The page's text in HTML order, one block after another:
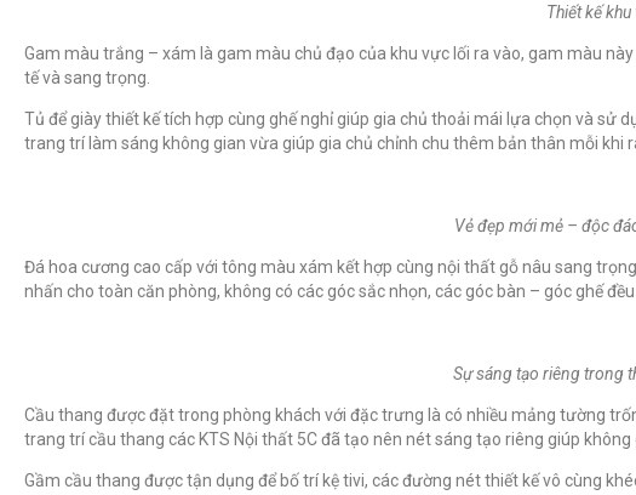
Thiết kế
Gam màu trắng – xám là gam màu chủ đạo của khu vực lối ra vào, gam màu
tế và sang trọng.
Tủ để giày thiết kế tích hợp cùng ghế nghỉ giúp gia chủ thoải mái lựa chọn và
trang trí làm sáng không gian vừa giúp gia chủ chỉnh chu thêm bản thân mỗi khi
Vẻ đẹp mới mẻ – độc
Đá hoa cương cao cấp với tông màu xám kết hợp cùng nội thất gỗ nâu sang
nhấn cho toàn căn phòng, không có các góc sắc nhọn, các góc bàn – góc ghế
Sự sáng tạo riêng trong
Cầu thang được đặt trong phòng khách với đặc trưng là có nhiều mảng tường
trang trí cầu thang các KTS Nội thất 5C đã tạo nên nét sáng tạo riêng giúp
Gầm cầu thang được tận dụng để bố trí kệ tivi, các đường nét thiết kế vô cùng